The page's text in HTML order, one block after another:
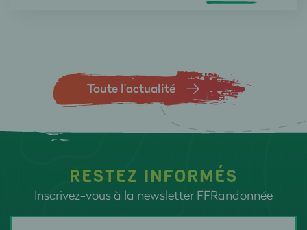
Toute l’actualité
RESTEZ INFORMÉS
Inscrivez-vous à la newsletter FFRandonnée